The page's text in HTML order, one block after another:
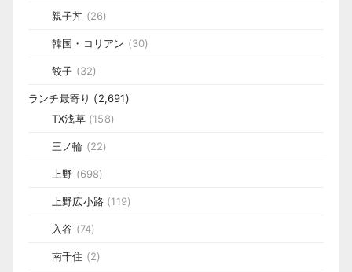
親子丼 (26)
韓国・コリアン (30)
餃子 (32)
ランチ最寄り (2,691)
TX浅草(158)
三ノ輪 (22)
上野 (698)
上野広小路 (119)
入谷 (74)
南千住 (2)